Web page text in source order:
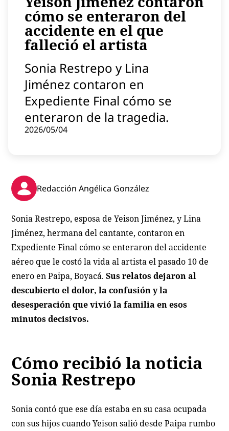
Contenido patrocinado
Instagram
cómo se enteraron del
accidente en el que
falleció el artista
Sonia Restrepo y Lina
Jiménez contaron en
Expediente Final cómo se
enteraron de la tragedia.
2026/05/04
Redacción Angélica González
Sonia Restrepo, esposa de Yeison Jiménez, y Lina
Jiménez, hermana del cantante, contaron en
Expediente Final cómo se enteraron del accidente
aéreo que le costó la vida al artista el pasado 10 de
enero en Paipa, Boyacá.Sus relatos dejaron al
descubierto el dolor, la confusión y la
desesperación que vivió la familia en esos
minutos decisivos.
Cómo recibió la noticia
Sonia Restrepo
Sonia contó que ese día estaba en su casa ocupada
con sus hijos cuando Yeison salió desde Paipa rumbo